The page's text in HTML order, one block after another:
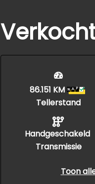
86.151 KM
Tellerstand
Handgeschakeld
Transmissie
Toon